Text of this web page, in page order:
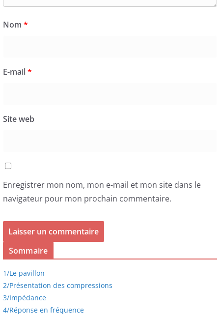
Nom *
E-mail*
Site web
Enregistrer mon nom, mon e-mail et mon site dans le
navigateur pour mon prochain commentaire.
Sommaire
1/Le pavillon
2/Présentation des compressions
3/Impédance
4/Réponse en fréquence